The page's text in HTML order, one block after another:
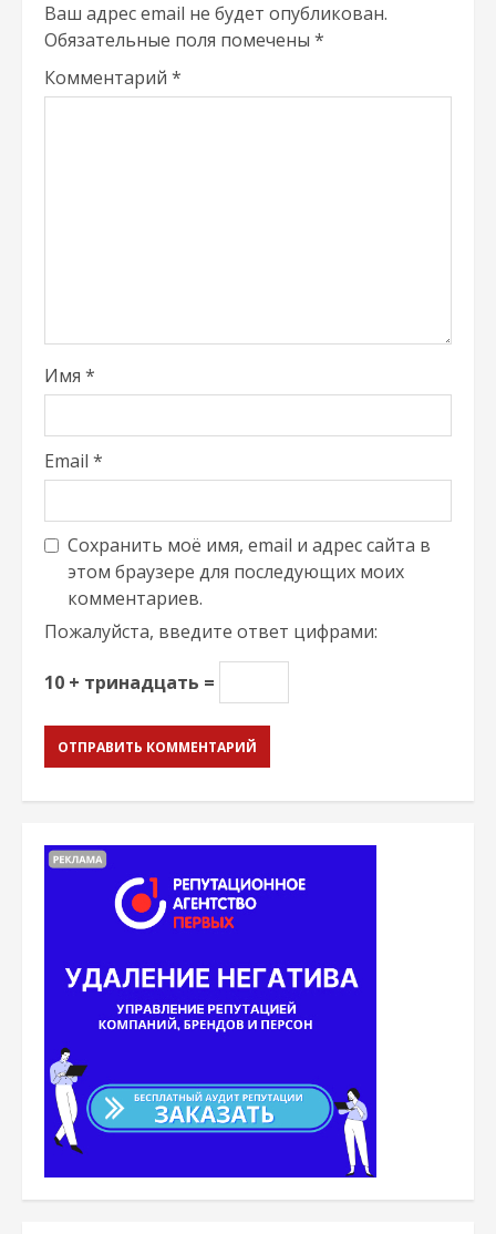
Ваш адрес email не будет опубликован.
Обязательные поля помечены *
Комментарий *
Имя *
Email *
Сохранить моё имя, email и адрес сайта в
этом браузере для последующих моих
комментариев.
Пожалуйста, введите ответ цифрами:
10 + тринадцать =